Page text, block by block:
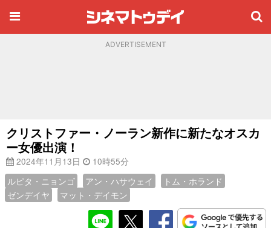
ADVERTISEMENT
クリストファー・ノーラン新作に新たなオスカ
ー女優出演！
2024年11月13日
10時55分
ルピタ・ニョンゴ
アン・ハサウェイ
トム・ホランド
ゼンデイヤ
マット・デイモン